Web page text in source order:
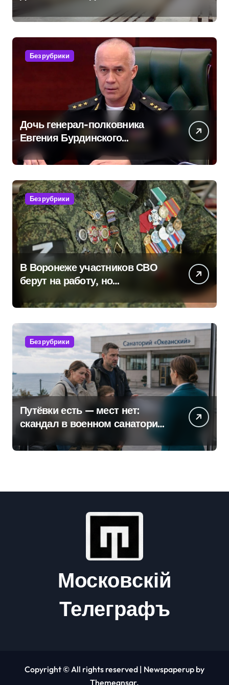
продукцией: предприятия
обратились в СК
Без рубрики
Дочь генерал-полковника
Евгения Бурдинского
оказывает платные услуги по
вопросам военной службы и
бронирования
Без рубрики
В Воронеже участников СВО
берут на работу, но
удержаться удаётся не всем
Без рубрики
Путёвки есть — мест нет:
скандал в военном санатории
Московскій
Телеграфъ
Copyright © All rights reserved | Newspaperup by
Themeansar.